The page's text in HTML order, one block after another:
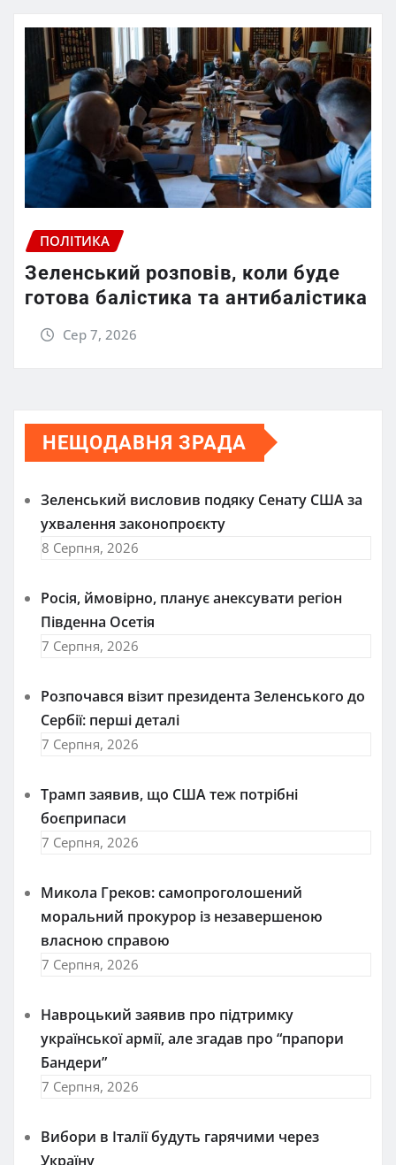
ПОЛІТИКА
Зеленський розповів, коли буде
готова балістика та антибалістика
Сер 7, 2026
НЕЩОДАВНЯ ЗРАДА
Зеленський висловив подяку Сенату США за
ухвалення законопроєкту
8 Серпня, 2026
Росія, ймовірно, планує анексувати регіон
Південна Осетія
7 Серпня, 2026
Розпочався візит президента Зеленського до
Сербії: перші деталі
7 Серпня, 2026
Трамп заявив, що США теж потрібні
боєприпаси
7 Серпня, 2026
Микола Греков: самопроголошений
моральний прокурор із незавершеною
власною справою
7 Серпня, 2026
Навроцький заявив про підтримку
української армії, але згадав про “прапори
Бандери”
7 Серпня, 2026
Вибори в Італії будуть гарячими через
Україну